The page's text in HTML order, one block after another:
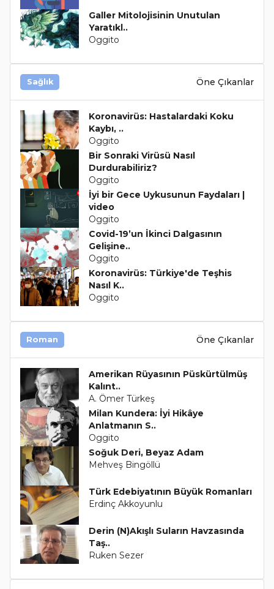
Galler Mitolojisinin Unutulan
Yaratıkl..
Oggito
Sağlık Öne Çıkanlar
Koronavirüs: Hastalardaki Koku
Kaybı, ..
Oggito
Bir Sonraki Virüsü Nasıl
Durdurabiliriz?
Oggito
İyi bir Gece Uykusunun Faydaları |
video
Oggito
Covid-19’un İkinci Dalgasının
Gelişine..
Oggito
Koronavirüs: Türkiye'de Teşhis
Nasıl K..
Oggito
Roman Öne Çıkanlar
Amerikan Rüyasının Püskürtülmüş
Kalınt..
A. Ömer Türkeş
Milan Kundera: İyi Hikâye
Anlatmanın S..
Oggito
Soğuk Deri, Beyaz Adam
Mehveş Bingöllü
Türk Edebiyatının Büyük Romanları
Erdinç Akkoyunlu
Derin (N)Akışlı Suların Havzasında
Taş..
Ruken Sezer